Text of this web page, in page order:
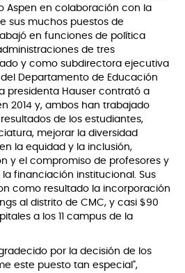
Aspen en colaboración con la
sus muchos puestos de
en funciones de política
de tres
y como subdirectora ejecutiva
Departamento de Educación
presidenta Hauser contrató a
2014 y, ambos han trabajado
de los estudiantes,
mejorar la diversidad
la equidad y la inclusión,
y el compromiso de profesores y
financiación institucional. Sus
como resultado la incorporación
al distrito de CMC, y casi $90
a los 11 campus de la
por la decisión de los
este puesto tan especial",